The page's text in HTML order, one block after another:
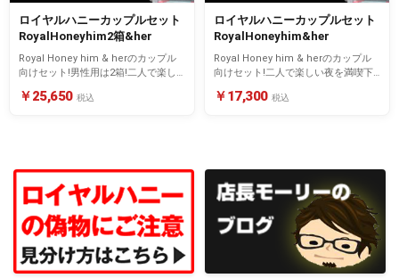
ロイヤルハニーカップルセット
RoyalHoneyhim2箱&her
Royal Honey him & herのカップル
向けセット!男性用は2箱!二人で楽し
￥25,650 税込
ロイヤルハニーカップルセット
RoyalHoneyhim&her
Royal Honey him & herのカップル
向けセット!二人で楽しい夜を満喫下
￥17,300 税込